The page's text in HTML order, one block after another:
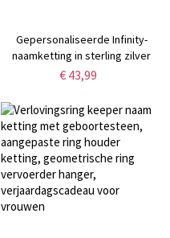
Gepersonaliseerde Infinity-
naamketting in sterling zilver
€ 43,99